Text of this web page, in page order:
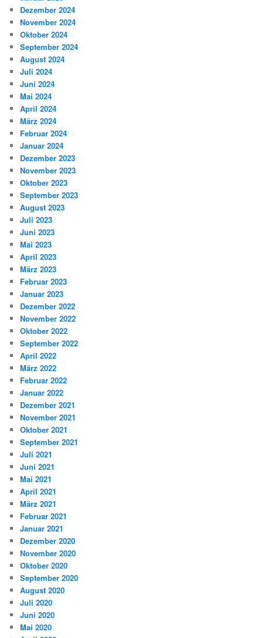
Dezember 2024
November 2024
Oktober 2024
September 2024
August 2024
Juli 2024
Juni 2024
Mai 2024
April 2024
März 2024
Februar 2024
Januar 2024
Dezember 2023
November 2023
Oktober 2023
September 2023
August 2023
Juli 2023
Juni 2023
Mai 2023
April 2023
März 2023
Februar 2023
Januar 2023
Dezember 2022
November 2022
Oktober 2022
September 2022
April 2022
März 2022
Februar 2022
Januar 2022
Dezember 2021
November 2021
Oktober 2021
September 2021
Juli 2021
Juni 2021
Mai 2021
April 2021
März 2021
Februar 2021
Januar 2021
Dezember 2020
November 2020
Oktober 2020
September 2020
August 2020
Juli 2020
Juni 2020
Mai 2020